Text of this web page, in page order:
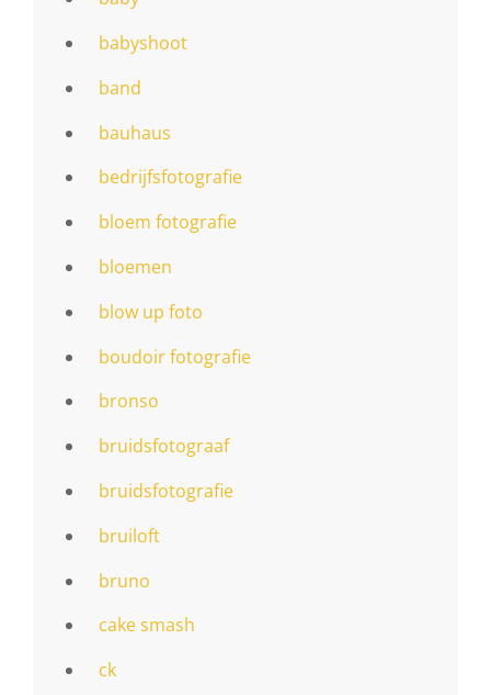
babyshoot
band
bauhaus
bedrijfsfotografie
bloem fotografie
bloemen
blow up foto
boudoir fotografie
bronso
bruidsfotograaf
bruidsfotografie
bruiloft
bruno
cake smash
ck